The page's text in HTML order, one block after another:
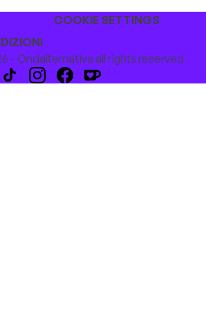
COOKIE SETTINGS
- Ondalternativa all rights reserved